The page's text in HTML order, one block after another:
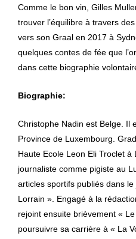
Comme le bon vin, Gilles
trouver l’équilibre à travers
vers son Graal en 2017 à
quelques contes de fée que
dans cette biographie
Biographie:
Christophe Nadin est Belge. Il
Province de Luxembourg.
Haute Ecole Leon Eli Troclet
journaliste comme pigiste au
articles sportifs publiés dans
Lorrain ». Engagé à la
rejoint ensuite brièvement «
poursuivre sa carrière à « La